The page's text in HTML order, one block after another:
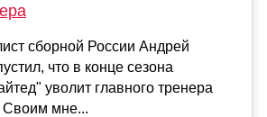
сборной России Андрей
что в конце сезона
уволит главного тренера
Своим мне...